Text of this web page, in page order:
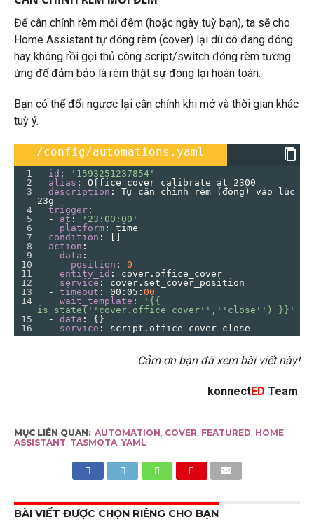
Để cân chỉnh rèm mỗi đêm (hoặc ngày tuỳ bạn), ta sẽ cho
Home Assistant tự đóng rèm (cover) lại dù có đang đóng
hay không rồi gọi thủ công script/switch đóng rèm tương
ứng để đảm bảo là rèm thật sự đóng lại hoàn toàn.
Bạn có thể đổi ngược lại cân chỉnh khi mở và thời gian khác
tuỳ ý.
/config/automations.yaml
1 - id :
'1593251237854'
2
  alias
: Office cover calibrate at 2300
3
  description
: Tự cân chỉnh rèm (đóng) vào lúc
23g
4
  trigger
:
5
  -
at :
'23:00:00'
6
platform: time
7
  condition
: []
8
  action
:
9
  -
data :
10
position : 0
11
entity_id : cover.office_cover
12
service : cover.set_cover_position
13
  -
timeout : 00 : 05 : 00
14
wait_template :
'{{
is_state(''cover.office_cover'',''close'') }}'
15
  -
data : {}
16
service : script.office_cover_close
Cảm ơn bạn đã xem bài viết này!
konnectED Team.
MỤC LIÊN QUAN: AUTOMATION COVER FEATURED HOME
ASSISTANT TASMOTA, YAML
BÀI VIẾT ĐƯỢC CHỌN RIÊNG CHO BẠN